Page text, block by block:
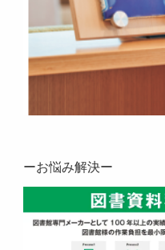
ーお悩み解決ー